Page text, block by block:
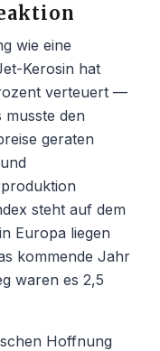
wie eine
Kerosin hat
verteuert —
musste den
geraten
steht auf dem
Europa liegen
kommende Jahr
waren es 2,5
Hoffnung